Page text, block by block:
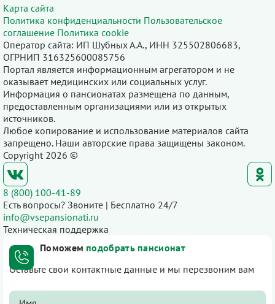
Карта сайта
Политика конфиденциальности Пользовательское
соглашение Политика cookie
Оператор сайта: ИП Шубных А.А., ИНН 325502806683,
ОГРНИП 316325600085756
Портал является информационным агрегатором и не
оказывает медицинских или социальных услуг.
Информация о пансионатах размещена по данным,
предоставленным организациями или из открытых
источников.
Любое копирование и использование материалов сайта
запрещено. Наши авторские права защищены законом.
Copyright 2026 ©
8 (800) 100-41-89
Есть вопросы? Звоните | Бесплатно 24/7
info@vsepansionati.ru
Техническая поддержка
Поможем подобрать пансионат
Оставьте свои контактные данные и мы перезвоним вам